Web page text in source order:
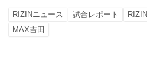
RIZINニュース 試合レポート
MAX吉田